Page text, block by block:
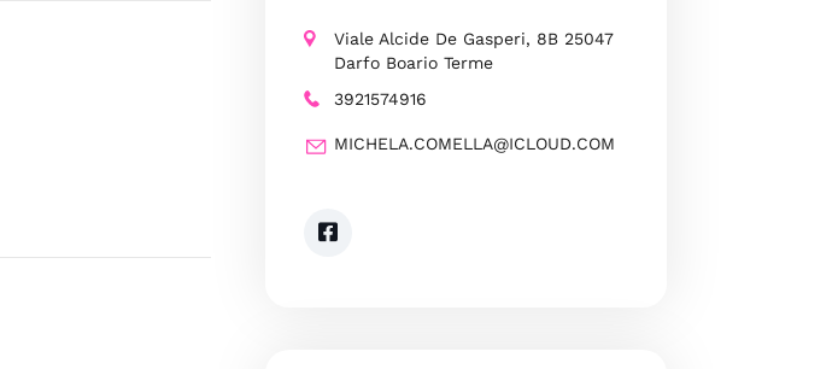
Viale Alcide De Gasperi, 8B 25047
Darfo Boario Terme
3921574916
MICHELA.COMELLA@ICLOUD.COM